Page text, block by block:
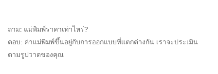
ถาม: แม่พิมพ์ราคาเท่าไหร่?
ตอบ: ค่าแม่พิมพ์ขึ้นอยู่กับการออกแบบที่แตกต่างกัน เราจะประเมิน
ตามรูปวาดของคุณ